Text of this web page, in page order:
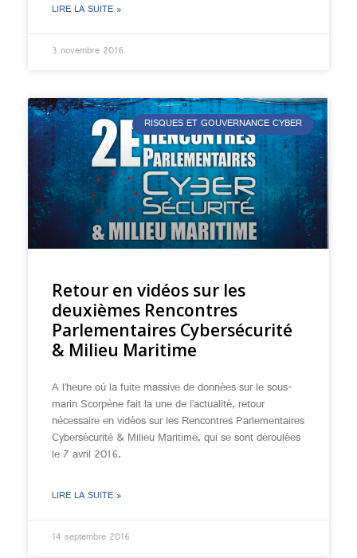
LIRE LA SUITE »
3 novembre 2016
RISQUES ET GOUVERNANCE CYBER
Retour en vidéos sur les
deuxièmes Rencontres
Parlementaires Cybersécurité
& Milieu Maritime
A l’heure où la fuite massive de données sur le sous-
marin Scorpène fait la une de l’actualité, retour
nécessaire en vidéos sur les Rencontres Parlementaires
Cybersécurité & Milieu Maritime, qui se sont déroulées
le 7 avril 2016.
LIRE LA SUITE »
14 septembre 2016